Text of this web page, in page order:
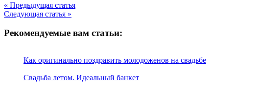
« Предыдущая статья
Следующая статья »
Рекомендуемые вам статьи:
Как оригинально поздравить молодоженов на свадьбе
Свадьба летом. Идеальный банкет